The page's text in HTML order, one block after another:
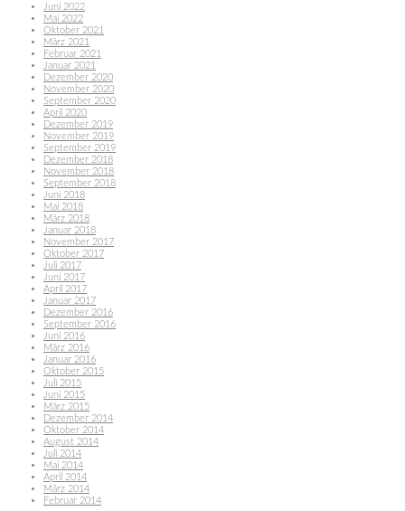
Juni 2022
Mai 2022
Oktober 2021
März 2021
Februar 2021
Januar 2021
Dezember 2020
November 2020
September 2020
April 2020
Dezember 2019
November 2019
September 2019
Dezember 2018
November 2018
September 2018
Juni 2018
Mai 2018
März 2018
Januar 2018
November 2017
Oktober 2017
Juli 2017
Juni 2017
April 2017
Januar 2017
Dezember 2016
September 2016
Juni 2016
März 2016
Januar 2016
Oktober 2015
Juli 2015
Juni 2015
März 2015
Dezember 2014
Oktober 2014
August 2014
Juli 2014
Mai 2014
April 2014
März 2014
Februar 2014